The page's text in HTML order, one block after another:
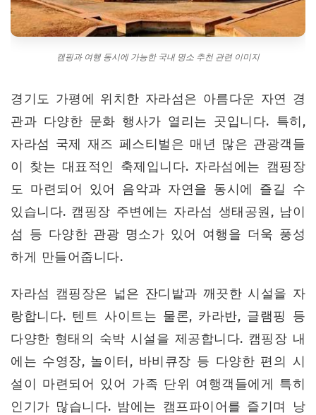
캠핑과 여행 동시에 가능한 국내 명소 추천 관련 이미지
경기도 가평에 위치한 자라섬은 아름다운 자연 경
관과 다양한 문화 행사가 열리는 곳입니다. 특히,
자라섬 국제 재즈 페스티벌은 매년 많은 관광객들
이 찾는 대표적인 축제입니다. 자라섬에는 캠핑장
도 마련되어 있어 음악과 자연을 동시에 즐길 수
있습니다. 캠핑장 주변에는 자라섬 생태공원, 남이
섬 등 다양한 관광 명소가 있어 여행을 더욱 풍성
하게 만들어줍니다.
자라섬 캠핑장은 넓은 잔디밭과 깨끗한 시설을 자
랑합니다. 텐트 사이트는 물론, 카라반, 글램핑 등
다양한 형태의 숙박 시설을 제공합니다. 캠핑장 내
에는 수영장, 놀이터, 바비큐장 등 다양한 편의 시
설이 마련되어 있어 가족 단위 여행객들에게 특히
인기가 많습니다. 밤에는 캠프파이어를 즐기며 낭